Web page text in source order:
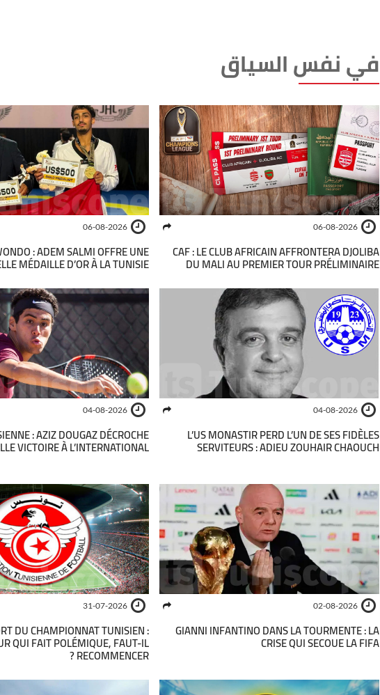
في نفس السياق
06-08-2026
CAF : LE CLUB AFRICAIN AFFRONTERA DJOLIBA
DU MALI AU PREMIER TOUR PRÉLIMINAIRE
06-08-2026
: ADEM SALMI OFFRE UNE
MÉDAILLE D’OR À LA TUNISIE
04-08-2026
L’US MONASTIR PERD L’UN DE SES FIDÈLES
SERVITEURS : ADIEU ZOUHAIR CHAOUCH
04-08-2026
: AZIZ DOUGAZ DÉCROCHE
VICTOIRE À L’INTERNATIONAL
02-08-2026
GIANNI INFANTINO DANS LA TOURMENTE : LA
CRISE QUI SECOUE LA FIFA
31-07-2026
DU CHAMPIONNAT TUNISIEN :
QUI FAIT POLÉMIQUE, FAUT-IL
RECOMMENCER ?